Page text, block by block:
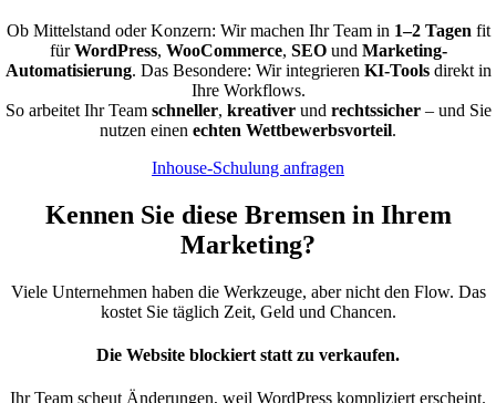
Ob Mittelstand oder Konzern: Wir machen Ihr Team in 1–2 Tagen fit
fürWordPress, WooCommerce, SEOund Marketing-
Automatisierung. Das Besondere: Wir integrieren KI-Toolsdirekt in
Ihre Workflows.
So arbeitet Ihr Team schneller, kreativerund rechtssicher– und Sie
nutzen einen echten Wettbewerbsvorteil.
Inhouse-Schulung anfragen
Kennen Sie diese Bremsen in Ihrem
Marketing?
Viele Unternehmen haben die Werkzeuge, aber nicht den Flow. Das
kostet Sie täglich Zeit, Geld und Chancen.
Die Website blockiert statt zu verkaufen.
Ihr Team scheut Änderungen, weil WordPress kompliziert erscheint.